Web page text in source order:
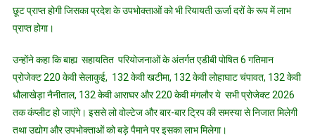
छूट प्राप्त होगी जिसका प्रदेश के उपभोक्ताओं को भी रियायती ऊर्जा दरों के रूप में लाभ
प्राप्त होगा।
उन्होंने कहा कि बाह्य सहायतित परियोजनाओं के अंतर्गत एडीबी पोषित 6 गतिमान
प्रोजेक्ट 220 केवी सेलाकुई, 132 केवी खटीमा, 132 केवी लोहाघाट चंपावत, 132 केवी
धौलाखेड़ा नैनीताल, 132 केवी आराघर और 220 केवी मंगलौर ये सभी प्रोजेक्ट 2026
तक कंप्लीट हो जाएंगे। इससे लो वोल्टेज और बार-बार ट्रिप की समस्या से निजात मिलेगी
तथा उद्योग और उपभोक्ताओं को बड़े पैमाने पर इसका लाभ मिलेगा।